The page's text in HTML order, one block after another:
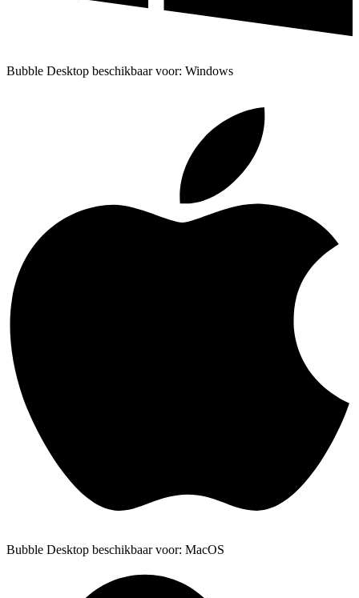
Bubble Desktop beschikbaar voor: Windows
Bubble Desktop beschikbaar voor: MacOS